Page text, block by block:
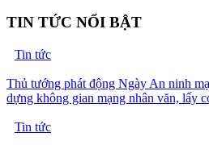
TIN TỨC NỔI BẬT
Tin tức
Thủ tướng phát động Ngày An ninh
dựng không gian mạng nhân văn, lấy
Tin tức